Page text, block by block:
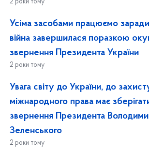
2 роки тому
Усіма засобами працюємо
війна завершилася поразкою
звернення Президента України
2 роки тому
Увага світу до України, до
міжнародного права має
звернення Президента
Зеленського
2 роки тому